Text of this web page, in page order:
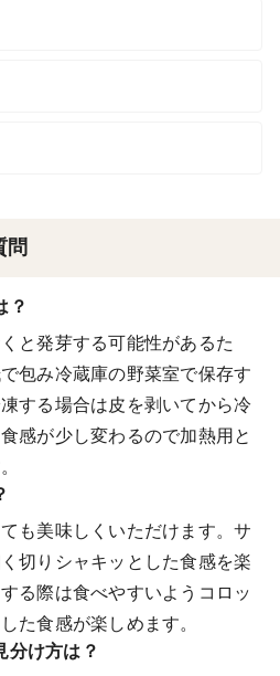
問
？
と発芽する可能性があるた
包み冷蔵庫の野菜室で保存す
する場合は皮を剥いてから冷
感が少し変わるので加熱用と
も美味しくいただけます。サ
切りシャキッとした食感を楽
る際は食べやすいようコロッ
た食感が楽しめます。
分け方は？